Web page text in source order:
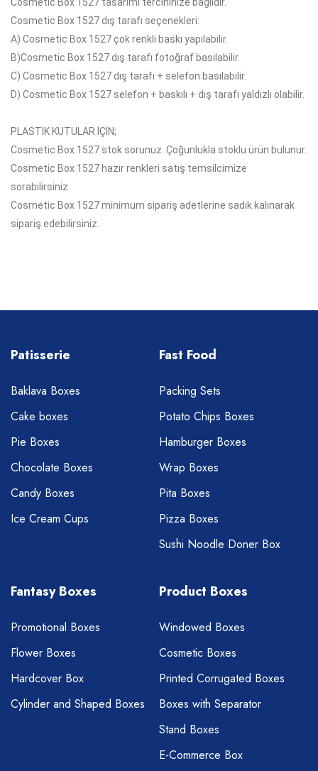
Cosmetic Box 1527 dış tarafı seçenekleri:
A) Cosmetic Box 1527 çokrenkli baskı yapılabilir.
B)Cosmetic Box 1527 dış tarafı fotoğraf basılabilir.
C) Cosmetic Box 1527 dış tarafı + selefon basılabilir.
D) Cosmetic Box 1527 selefon + baskılı + dış tarafı yaldızlı olabilir.
PLASTİK KUTULAR İÇİN;
Cosmetic Box 1527 stok sorunuz. Çoğunlukla stoklu ürün bulunur.
Cosmetic Box 1527 hazır renkleri satış temsilcimize
sorabilirsiniz.
Cosmetic Box 1527 minimum sipariş adetlerine sadık kalınarak
sipariş edebilirsiniz.
Patisserie
Baklava Boxes
Cake boxes
Pie Boxes
Chocolate Boxes
Candy Boxes
Ice Cream Cups
Fast Food
Packing Sets
Potato Chips Boxes
Hamburger Boxes
Wrap Boxes
Pita Boxes
Pizza Boxes
Sushi Noodle Doner Box
Fantasy Boxes
Promotional Boxes
Flower Boxes
Hardcover Box
Cylinder and Shaped Boxes
Product Boxes
Windowed Boxes
Cosmetic Boxes
Printed Corrugated Boxes
Boxes with Separator
Stand Boxes
E-Commerce Box